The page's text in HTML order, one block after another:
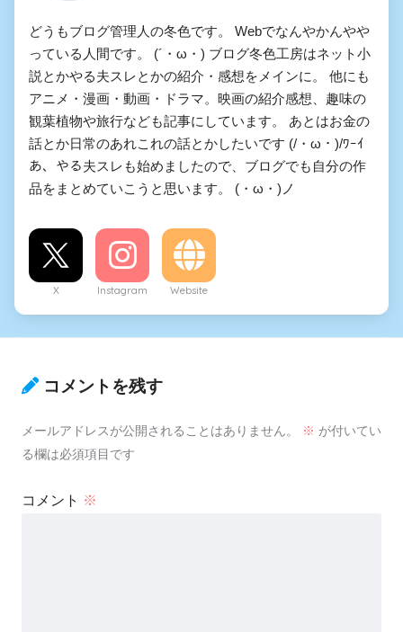
どうもブログ管理人の冬色です。 Webでなんやかんやや
っている人間です。 (´・ω・) ブログ冬色工房はネット小
説とかやる夫スレとかの紹介・感想をメインに。 他にも
アニメ・漫画・動画・ドラマ。映画の紹介感想、趣味の
観葉植物や旅行なども記事にしています。 あとはお金の
話とか日常のあれこれの話とかしたいです (/・ω・)/ﾜｰｲ
あ、やる夫スレも始めましたので、ブログでも自分の作
品をまとめていこうと思います。 (・ω・)ノ
X Instagram Website
コメントを残す
メールアドレスが公開されることはありません。 ※ が付いてい
る欄は必須項目です
コメント ※